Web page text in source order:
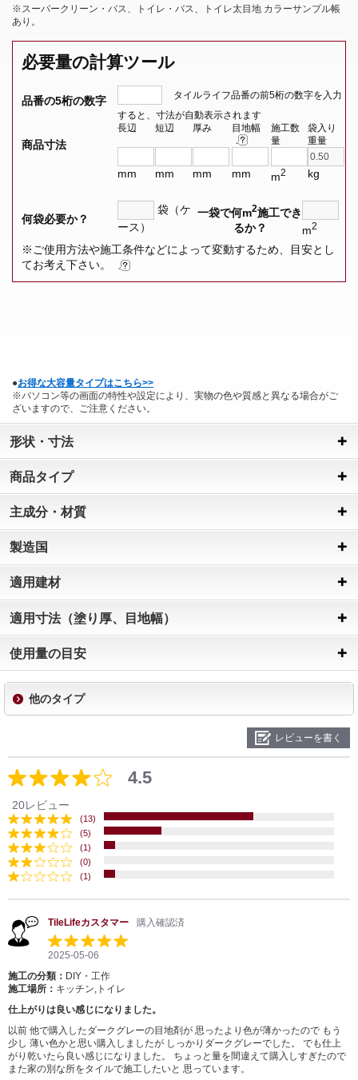
※スーパークリーン・バス、トイレ・バス、トイレ太目地 カラーサンプル帳
あり。
●お得な大容量タイプはこちら>>
※パソコン等の画面の特性や設定により、実物の色や質感と異なる場合がご
ざいますので、ご注意ください。
形状・寸法
商品タイプ
主成分・材質
製造国
適用建材
適用寸法（塗り厚、目地幅）
使用量の目安
他のタイプ
レビューを書く
4.5
20レビュー
(13)
(5)
(1)
(0)
(1)
TileLifeカスタマー 購入確認済
2025-05-06
施工の分類： DIY・工作
施工場所： キッチン,トイレ
仕上がりは良い感じになりました。
以前 他で購入したダークグレーの目地剤が 思ったより色が薄かったので もう
少し 薄い色かと思い購入しましたが しっかりダークグレーでした。 でも仕上
がり乾いたら良い感じになりました。 ちょっと量を間違えて購入しすぎたので
また家の別な所をタイルで施工したいと 思っています。